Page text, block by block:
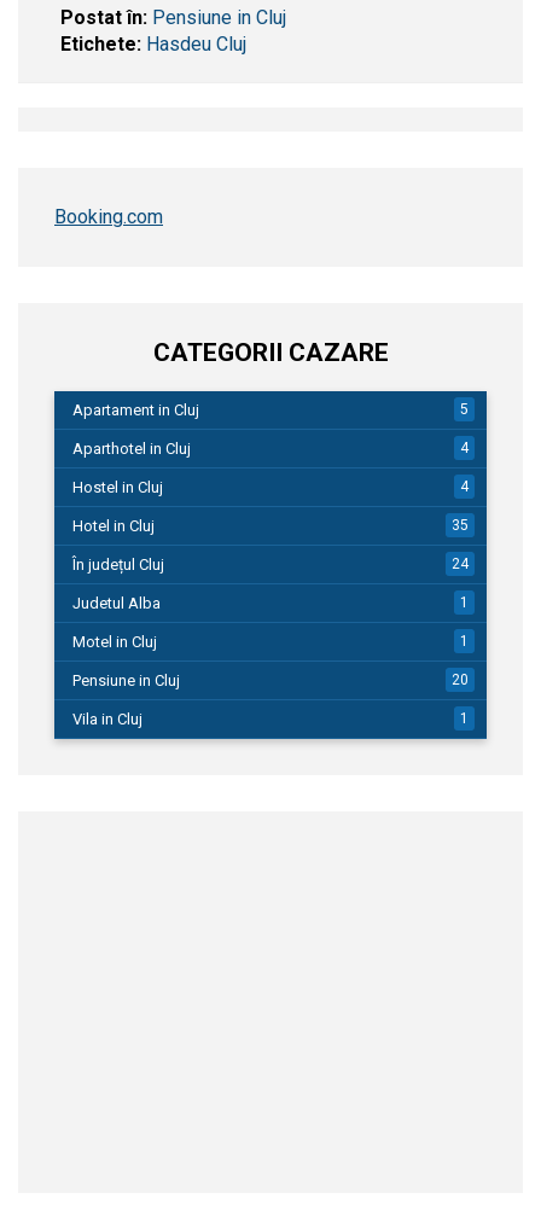
Postat în: Pensiune in Cluj
Etichete: Hasdeu Cluj
Booking.com
CATEGORII CAZARE
Apartament in Cluj 5
Aparthotel in Cluj 4
Hostel in Cluj 4
Hotel in Cluj 35
În județul Cluj 24
Judetul Alba 1
Motel in Cluj 1
Pensiune in Cluj 20
Vila in Cluj 1